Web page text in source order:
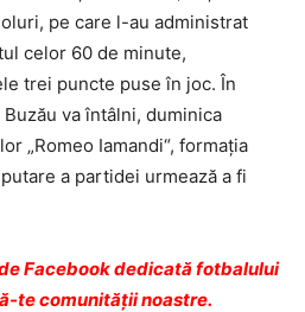
pe care l-au administrat
celor 60 de minute,
trei puncte puse în joc. În
va întâlni, duminica
„Romeo Iamandi“, formația
a partidei urmează a fi
Facebook dedicată fotbalului
te comunității noastre.